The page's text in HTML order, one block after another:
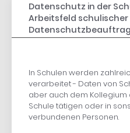
Datenschutz in der
Arbeitsfeld schulischer
In Schulen werden
verarbeitet - Daten von
aber auch dem
Schule tätigen oder in
verbundenen Personen.